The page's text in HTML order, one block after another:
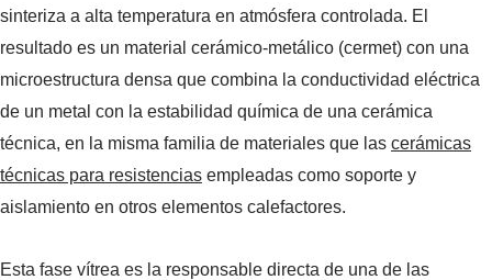
sinteriza a alta temperatura en atmósfera controlada. El
resultado es un material cerámico-metálico (cermet) con una
microestructura densa que combina la conductividad eléctrica
de un metal con la estabilidad química de una cerámica
técnica, en la misma familia de materiales que las cerámicas
técnicas para resistencias empleadas como soporte y
aislamiento en otros elementos calefactores.
Esta fase vítrea es la responsable directa de una de las